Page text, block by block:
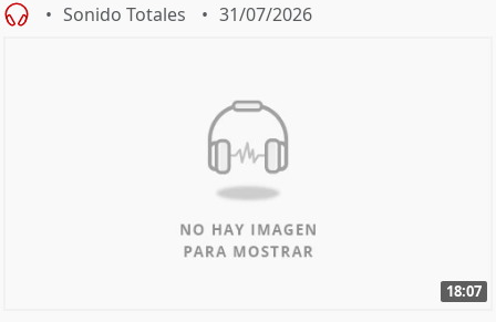
Sonido Totales 31/07/2026
18:07